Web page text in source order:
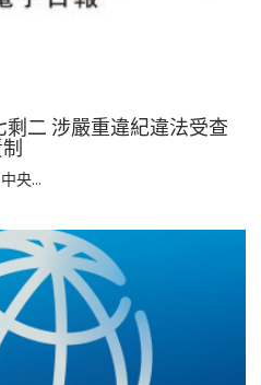
二 涉嚴重違紀違法受查
央...